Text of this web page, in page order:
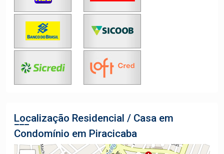
Localização Residencial / Casa em
Condomínio em Piracicaba